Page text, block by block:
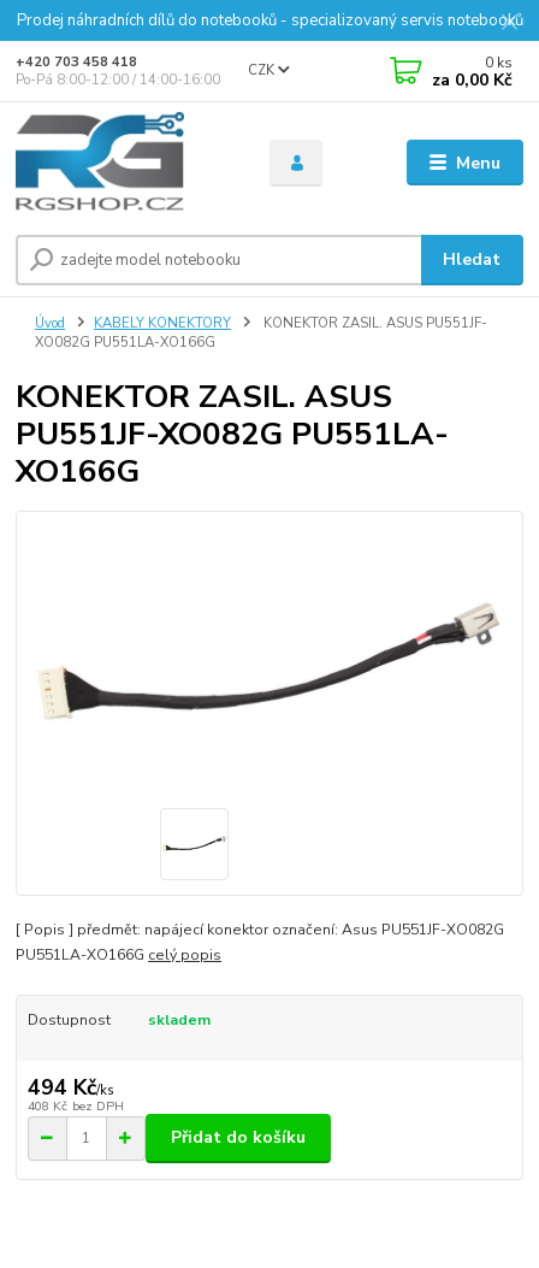
Prodej náhradních dílů do notebooků - specializovaný servis notebooků
Menu
CZK
Hledat
+420 703 458 418
Po-Pá 8:00-12:00 / 14:00-16:00
0 ks
za 0,00 Kč
Úvod KABELY KONEKTORY
KONEKTOR ZASIL. ASUS PU551JF-
XO082G PU551LA-XO166G
KONEKTOR ZASIL. ASUS
PU551JF-XO082G PU551LA-
XO166G
[ Popis ] předmět: napájecí konektor označení: Asus PU551JF-XO082G
PU551LA-XO166G celý popis
Dostupnost skladem
494 Kč/ks
408 Kč bez DPH
Přidat do košíku